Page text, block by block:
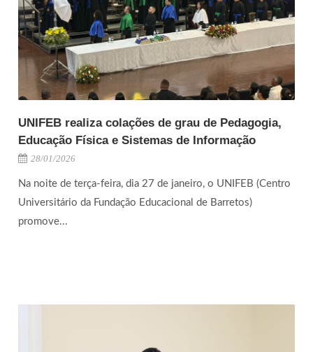
UNIFEB realiza colações de grau de Pedagogia,
Educação Física e Sistemas de Informação
28/01/2026
Na noite de terça-feira, dia 27 de janeiro, o UNIFEB (Centro
Universitário da Fundação Educacional de Barretos)
promove...